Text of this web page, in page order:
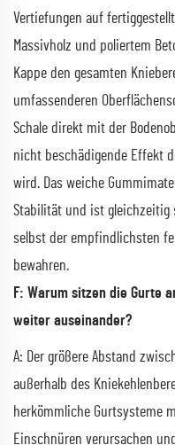
Vertiefungen auf
Massivholz und poliertem
Kappe den gesamten
umfassenderen
Schale direkt mit der
nicht beschädigende Effekt
wird. Das weiche
Stabilität und ist gleichzeitig
selbst der empfindlichsten
bewahren.
F: Warum sitzen die Gurte
weiter auseinander?
A: Der größere Abstand
außerhalb des
herkömmliche Gurtsysteme
Einschnüren verursachen